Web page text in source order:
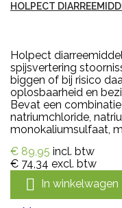
HOLPECT
Holpect
spijsvertering
biggen of bij risico
oplosbaarheid en
Bevat een
natriumchloride,
monokaliumsulfaat,
€ 89,95 incl. btw
€ 74,34 excl. btw
 In winkelwagen